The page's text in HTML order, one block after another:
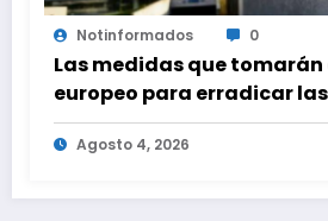
Notinformados 0
Las medidas que tomarán
europeo para erradicar
Agosto 4, 2026